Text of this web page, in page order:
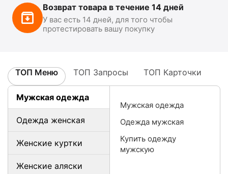
Возврат товара в течение 14 дней
У вас есть 14 дней, для того чтобы
протестировать вашу покупку
ТОП Меню ТОП Запросы ТОП Карточки
Мужская одежда
Одежда женская
Женские куртки
Женские аляски
Мужская одежда
Одежда мужская
Купить одежду
мужскую